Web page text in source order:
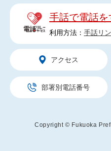
手話で電話を
利用方法： 手話リ
アクセス
部署別電話番号
Copyright © Fukuoka